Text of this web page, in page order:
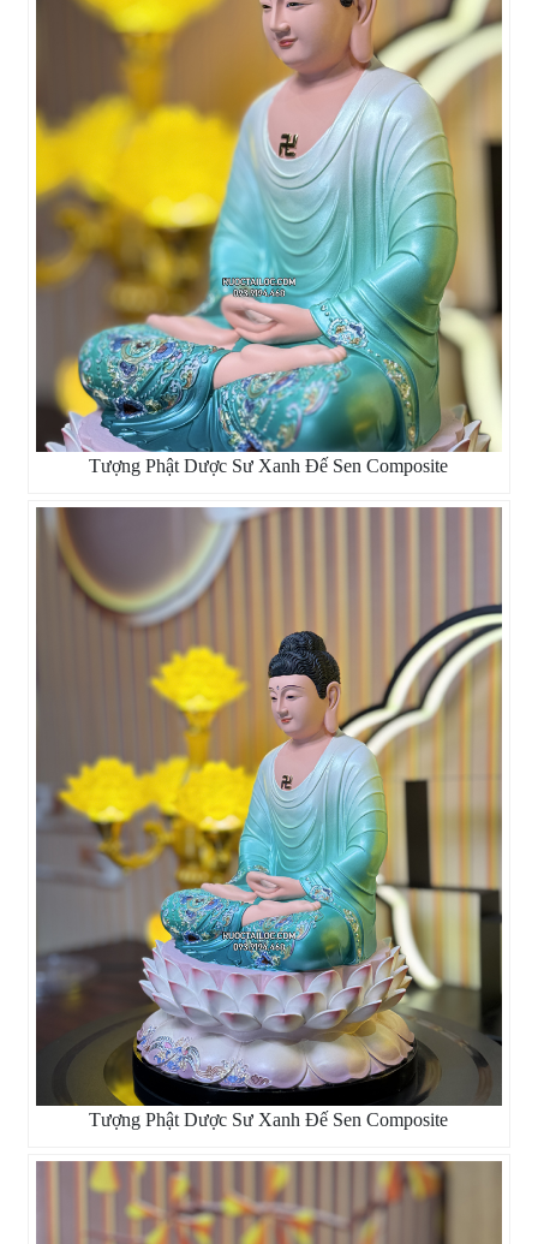
Tượng Phật Dược Sư Xanh Đế Sen Composite
Tượng Phật Dược Sư Xanh Đế Sen Composite